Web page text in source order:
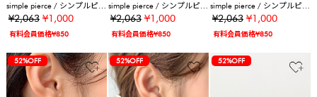
simple pierce / シンプルピア
ス (両耳用)
¥2,063 ¥1,000
有料会員価格¥850
simple pierce / シンプルピア
ス (両耳用)
¥2,063 ¥1,000
有料会員価格¥850
simple pierce / シンプルピア
ス (両耳用)
¥2,063 ¥1,000
有料会員価格¥850
52%OFF 52%OFF 52%OFF